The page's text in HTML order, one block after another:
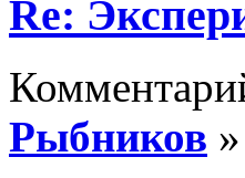
Re:
Рыбников